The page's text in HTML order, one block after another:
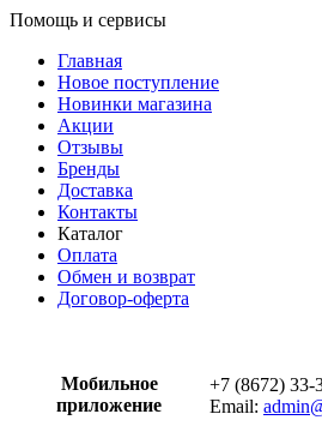
Помощь и сервисы
Главная
Новое поступление
Новинки магазина
Акции
Отзывы
Бренды
Доставка
Контакты
Каталог
Оплата
Обмен и возврат
Договор-оферта
Мобильное
приложение
+7 (8672) 33-
Email: